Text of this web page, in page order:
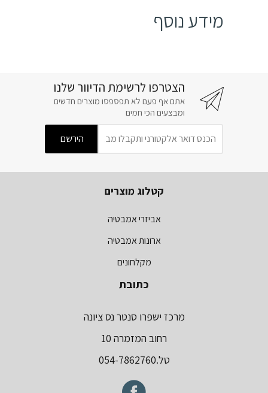
מידע נוסף
הצטרפו לרשימת הדיוור שלנו
אתם אף פעם לא תפספסו מוצרים חדשים
ומבצעים הכי חמים
קטלוג מוצרים
אביזרי אמבטיה
ארונות אמבטיה
מקלחונים
כתובת
מרכז ישפרו סנטר נס ציונה
רחוב המזמרה 10
טל.054-7862760